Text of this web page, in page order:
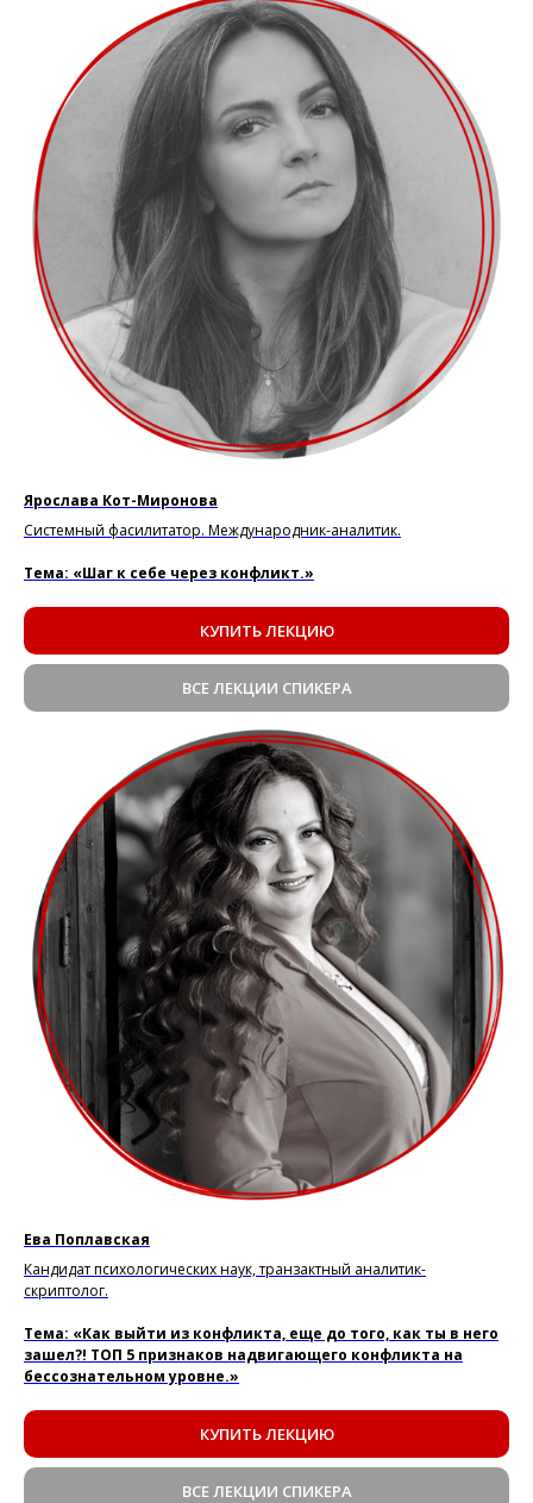
Ярослава Кот-Миронова
Системный фасилитатор. Международник-аналитик.
Тема: «Шаг к себе через конфликт.»
КУПИТЬ ЛЕКЦИЮ
ВСЕ ЛЕКЦИИ СПИКЕРА
Ева Поплавская
Кандидат психологических наук, транзактный аналитик-
скриптолог.
Тема: «Как выйти из конфликта, еще до того, как ты в него
зашел?! ТОП 5 признаков надвигающего конфликта на
бессознательном уровне.»
КУПИТЬ ЛЕКЦИЮ
ВСЕ ЛЕКЦИИ СПИКЕРА